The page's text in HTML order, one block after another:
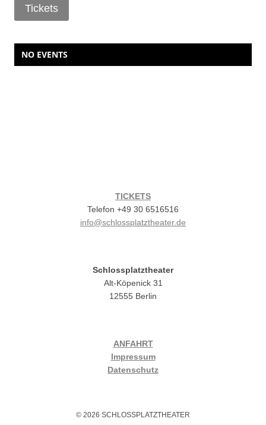
Tickets
NO EVENTS
TICKETS
Telefon +49 30 6516516
info@schlossplatztheater.de
Schlossplatztheater
Alt-Köpenick 31
12555 Berlin
ANFAHRT
Impressum
Datenschutz
© 2026 SCHLOSSPLATZTHEATER